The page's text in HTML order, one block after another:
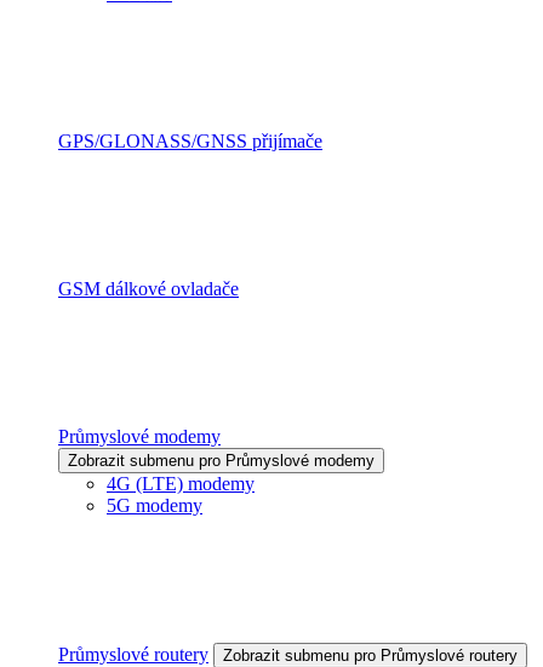
GPS/GLONASS/GNSS přijímače
GSM dálkové ovladače
Průmyslové modemy
Zobrazit submenu pro Průmyslové modemy
4G (LTE) modemy
5G modemy
Průmyslové routery Zobrazit submenu pro Průmyslové routery